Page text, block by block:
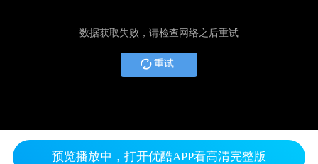
数据获取失败，请检查网络之后重试
重试
预览播放中，打开优酷APP看高清完整版